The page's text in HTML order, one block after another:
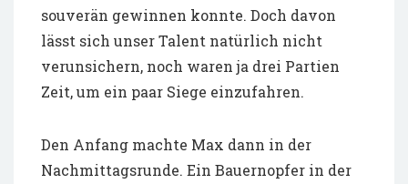
souverän gewinnen konnte. Doch davon
lässt sich unser Talent natürlich nicht
verunsichern, noch waren ja drei Partien
Zeit, um ein paar Siege einzufahren.
Den Anfang machte Max dann in der
Nachmittagsrunde. Ein Bauernopfer in der